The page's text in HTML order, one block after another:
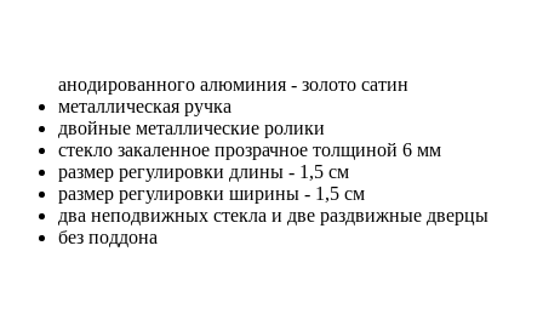
анодированного алюминия - золото сатин
металлическая ручка
двойные металлические ролики
стекло закаленное прозрачное толщиной 6 мм
размер регулировки длины - 1,5 см
размер регулировки ширины - 1,5 см
два неподвижных стекла и две раздвижные дверцы
без поддона